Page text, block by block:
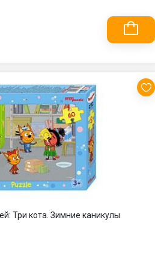
Три кота. Зимние каникулы